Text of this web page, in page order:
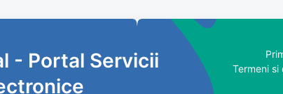
- Portal Servicii
Termeni